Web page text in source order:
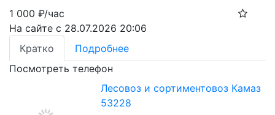
1 000 ₽/час
На сайте с 28.07.2026 20:06
Кратко
Подробнее
Посмотреть телефон
Лесовоз и сортиментовоз Камаз
53228